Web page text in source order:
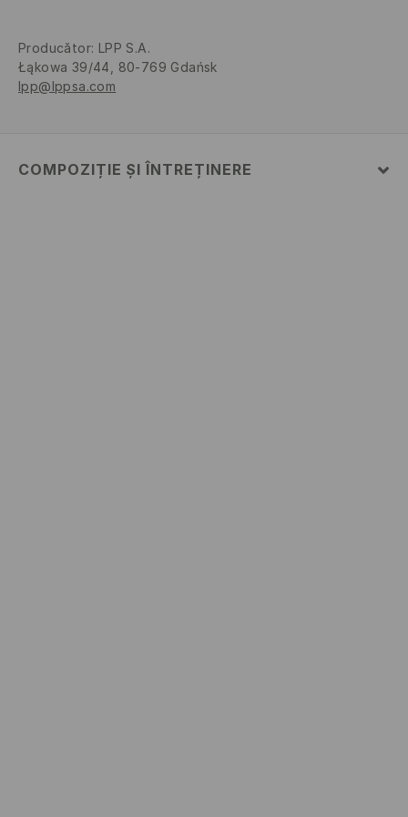
Producător: LPP S.A.
Łąkowa 39/44, 80-769 Gdańsk
lpp@lppsa.com
COMPOZIȚIE ȘI ÎNTREȚINERE